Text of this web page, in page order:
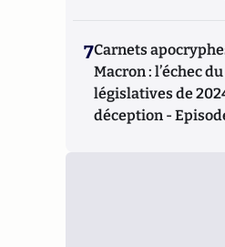
7Carnets
Macron : l’échec
législatives de
déception -